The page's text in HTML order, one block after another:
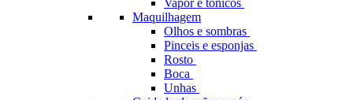
Vapor e tónicos
Maquilhagem
Olhos e sombras
Pinceis e esponjas
Rosto
Boca
Unhas